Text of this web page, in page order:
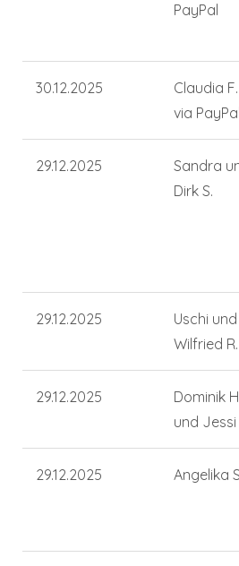
PayPal
30.12.2025
Claudia F.
via PayPal
29.12.2025
Sandra
Dirk S.
29.12.2025
Uschi und
Wilfried R.
29.12.2025
Dominik
und Jessi
29.12.2025 Angelika